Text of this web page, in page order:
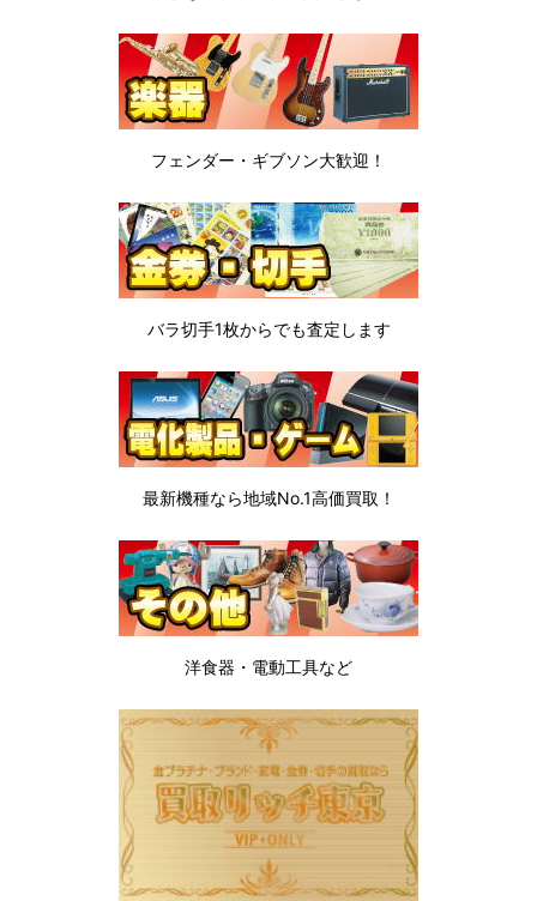
フェンダー・ギブソン大歓迎！
バラ切手1枚からでも査定します
最新機種なら地域No.1高価買取！
洋食器・電動工具など